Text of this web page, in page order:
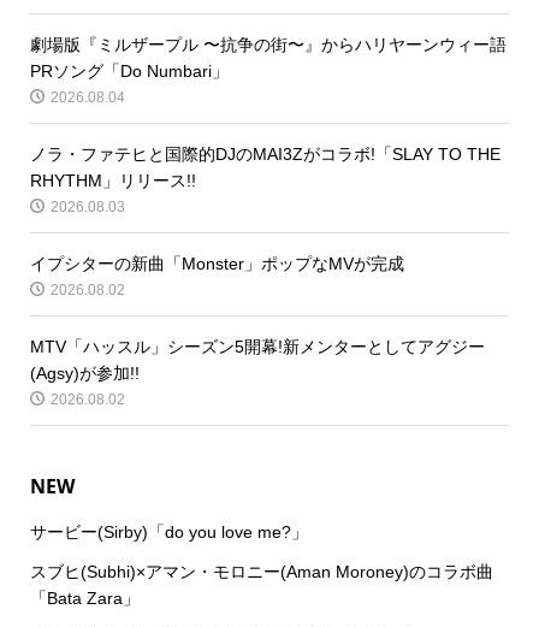
劇場版『ミルザープル 〜抗争の街〜』からハリヤーンウィー語
PRソング「Do Numbari」
2026.08.04
ノラ・ファテヒと国際的DJのMAI3Zがコラボ!「SLAY TO THE
RHYTHM」リリース!!
2026.08.03
イプシターの新曲「Monster」ポップなMVが完成
2026.08.02
MTV「ハッスル」シーズン5開幕!新メンターとしてアグジー
(Agsy)が参加!!
2026.08.02
NEW
サービー(Sirby)「do you love me?」
スブヒ(Subhi)×アマン・モロニー(Aman Moroney)のコラボ曲
「Bata Zara」